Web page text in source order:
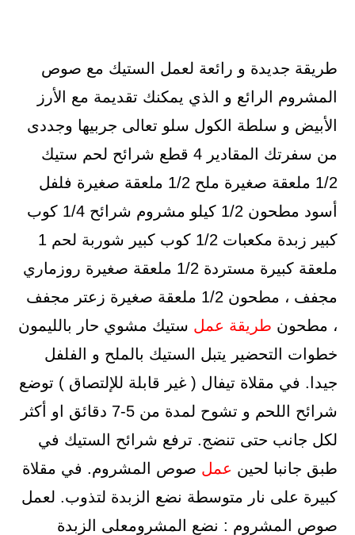
طريقة جديدة و رائعة لعمل الستيك مع صوص
المشروم الرائع و الذي يمكنك تقديمة مع الأرز
الأبيض و سلطة الكول سلو تعالى جربيها وجددى
من سفرتك المقادير 4 قطع شرائح لحم ستيك
1/2 ملعقة صغيرة ملح 1/2 ملعقة صغيرة فلفل
أسود مطحون 1/2 كيلو مشروم شرائح 1/4 كوب
كبير زبدة مكعبات 1/2 كوب كبير شوربة لحم 1
ملعقة كبيرة مستردة 1/2 ملعقة صغيرة روزماري
مجفف ، مطحون 1/2 ملعقة صغيرة زعتر مجفف
، مطحون طريقة عمل ستيك مشوي حار بالليمون
خطوات التحضير يتبل الستيك بالملح و الفلفل
جيدا. في مقلاة تيفال ( غير قابلة للإلتصاق ) توضع
شرائح اللحم و تشوح لمدة من 5-7 دقائق او أكثر
لكل جانب حتى تنضج. ترفع شرائح الستيك في
طبق جانبا لحين عمل صوص المشروم. في مقلاة
كبيرة على نار متوسطة نضع الزبدة لتذوب. لعمل
صوص المشروم : نضع المشرومعلى الزبدة